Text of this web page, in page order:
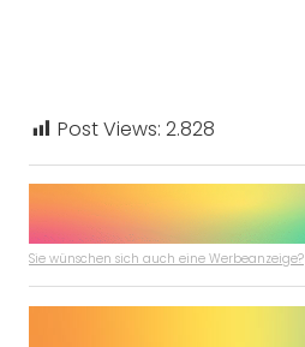
Post Views: 2.828
Sie wünschen sich auch eine Werbeanzeige?